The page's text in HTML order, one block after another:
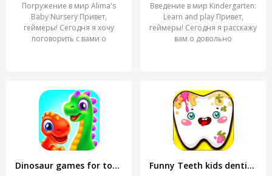
Погружение в мир Alima's
Baby Nursery Привет,
геймеры! Сегодня я хочу
поговорить с вами о
Введение в мир Kindergarten:
Learn and play Привет,
геймеры! Сегодня я расскажу
вам о довольно
Dinosaur games for toddlers Funny Teeth kids dentist care!